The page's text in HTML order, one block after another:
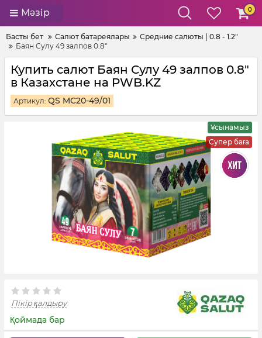
Мәзір 0
Басты бет Салют батареялары
Средние салюты | 0.8 - 1.2"
Баян Сулу 49 залпов 0.8"
Купить салют Баян Сулу 49 залпов 0.8"
в Казахстане на PWB.KZ
Артикул: QS MC20-49/01
Ұсынамыз
Супер баға
Пікір қалдыру
Қоймада бар